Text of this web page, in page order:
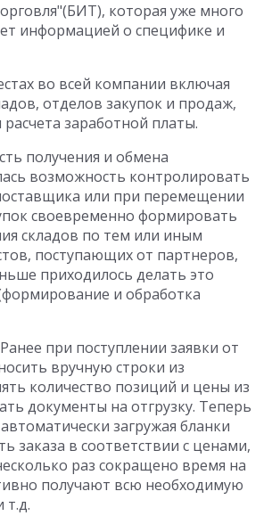
которая уже много
информацией о специфике и
во всей компании включая
отделов закупок и продаж,
заработной платы.
получения и обмена
возможность контролировать
или при перемещении
своевременно формировать
складов по тем или иным
поступающих от партнеров,
приходилось делать это
и обработка
при поступлении заявки от
вручную строки из
количество позиций и цены из
документы на отгрузку. Теперь
загружая бланки
заказа в соответствии с ценами,
раз сокращено время на
получают всю необходимую
т.д.